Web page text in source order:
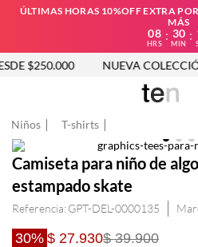
ÚLTIMAS HORAS 10%OFF EXTRA
MÁS
08
HRS
: 30
MIN
:
GRATIS DESDE $250.000
Niños T-shirts
Camiseta para niño de
estampado skate
Referencia: GPT-DEL-0000135
30% $ 27.930$ 39.900